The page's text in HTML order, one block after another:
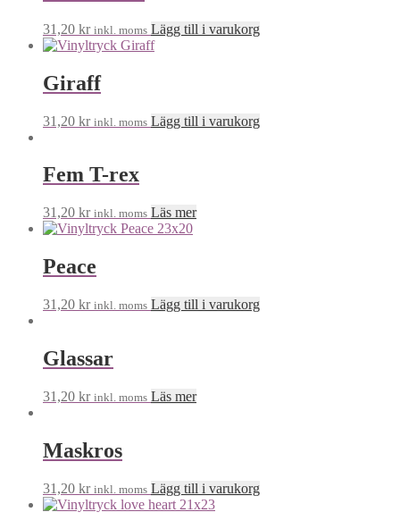
31,20 kr inkl. moms Lägg till i varukorg
Giraff
31,20 kr inkl. moms Lägg till i varukorg
Fem T-rex
31,20 kr inkl. moms Läs mer
Peace
31,20 kr inkl. moms Lägg till i varukorg
Glassar
31,20 kr inkl. moms Läs mer
Maskros
31,20 kr inkl. moms Lägg till i varukorg